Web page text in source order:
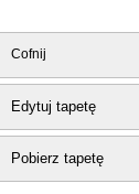
Cofnij
Edytuj tapetę
Pobierz tapetę